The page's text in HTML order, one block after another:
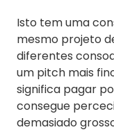
Isto tem uma
mesmo projeto
diferentes
um pitch mais
significa pagar
consegue
demasiado